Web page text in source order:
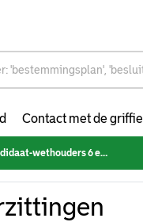
Contact met de griffie
wethouders 6 en 7 juli